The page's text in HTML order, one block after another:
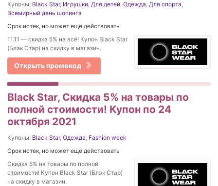
Купоны: Black Star, Игрушки, Для детей, Одежда, Для спорта,
Всемирный день шопинга
Срок истек, но может ещё действовать
11.11 — скидка 5% на всё! Купон Black Star
(Блэк Стар) на скидку в магазин.
Открыть промокод
Black Star, Скидка 5% на товары по
полной стоимости! Купон по 24
октября 2021
Купоны: Black Star, Одежда, Fashion week
Срок истек, но может ещё действовать
Скидка 5% на товары по полной
стоимости! Купон Black Star (Блэк Стар)
на скидку в магазин.